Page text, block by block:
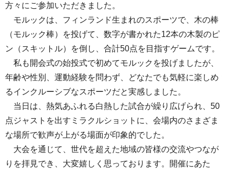
方々にご参加いただきました。
モルックは、フィンランド生まれのスポーツで、木の棒
（モルック棒）を投げて、数字が書かれた12本の木製のピ
ン（スキットル）を倒し、合計50点を目指すゲームです。
私も開会式の始投式で初めてモルックを投げましたが、
年齢や性別、運動経験を問わず、どなたでも気軽に楽しめ
るインクルーシブなスポーツだと実感しました。
当日は、熱気あふれる白熱した試合が繰り広げられ、50
点ジャストを出すミラクルショットに、会場内のさまざま
な場所で歓声が上がる場面が印象的でした。
大会を通じて、世代を超えた地域の皆様の交流やつなが
りを拝見でき、大変嬉しく思っております。開催にあた